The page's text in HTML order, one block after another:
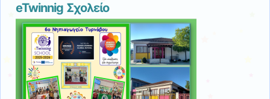
eTwinnig Σχολείο